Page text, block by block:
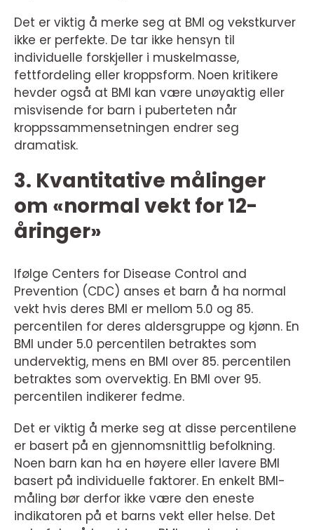
Det er viktig å merke seg at BMI og vekstkurver
ikke er perfekte. De tar ikke hensyn til
individuelle forskjeller i muskelmasse,
fettfordeling eller kroppsform. Noen kritikere
hevder også at BMI kan være unøyaktig eller
misvisende for barn i puberteten når
kroppssammensetningen endrer seg
dramatisk.
3. Kvantitative målinger
om «normal vekt for 12-
åringer»
Ifølge Centers for Disease Control and
Prevention (CDC) anses et barn å ha normal
vekt hvis deres BMI er mellom 5.0 og 85.
percentilen for deres aldersgruppe og kjønn. En
BMI under 5.0 percentilen betraktes som
undervektig, mens en BMI over 85. percentilen
betraktes som overvektig. En BMI over 95.
percentilen indikerer fedme.
Det er viktig å merke seg at disse percentilene
er basert på en gjennomsnittlig befolkning.
Noen barn kan ha en høyere eller lavere BMI
basert på individuelle faktorer. En enkelt BMI-
måling bør derfor ikke være den eneste
indikatoren på et barns vekt eller helse. Det